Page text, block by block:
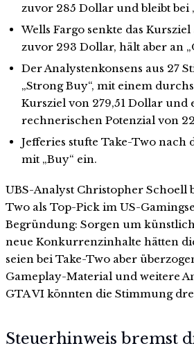
zuvor 285 Dollar und bleibt bei
Wells Fargo senkte das
zuvor 293 Dollar, hält aber an
Der Analystenkonsens aus 27
„Strong Buy“, mit einem
Kursziel von 279,51 Dollar und
rechnerischen Potenzial von
Jefferies stufte Take-Two nach
mit „Buy“ ein.
UBS-Analyst Christopher Schoell
Two als Top-Pick im US-
Begründung: Sorgen um
neue Konkurrenzinhalte hätten
seien bei Take-Two aber
Gameplay-Material und weitere
GTA VI könnten die Stimmung
Steuerhinweis bremst